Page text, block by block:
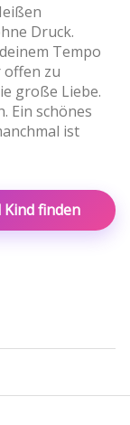
Druck.
Tempo
offen zu
große Liebe.
Ein schönes
ist
finden